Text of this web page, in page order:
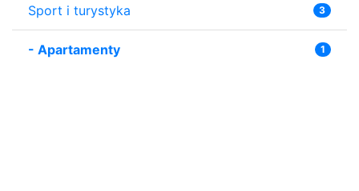
Sport i turystyka 3
- Apartamenty 1